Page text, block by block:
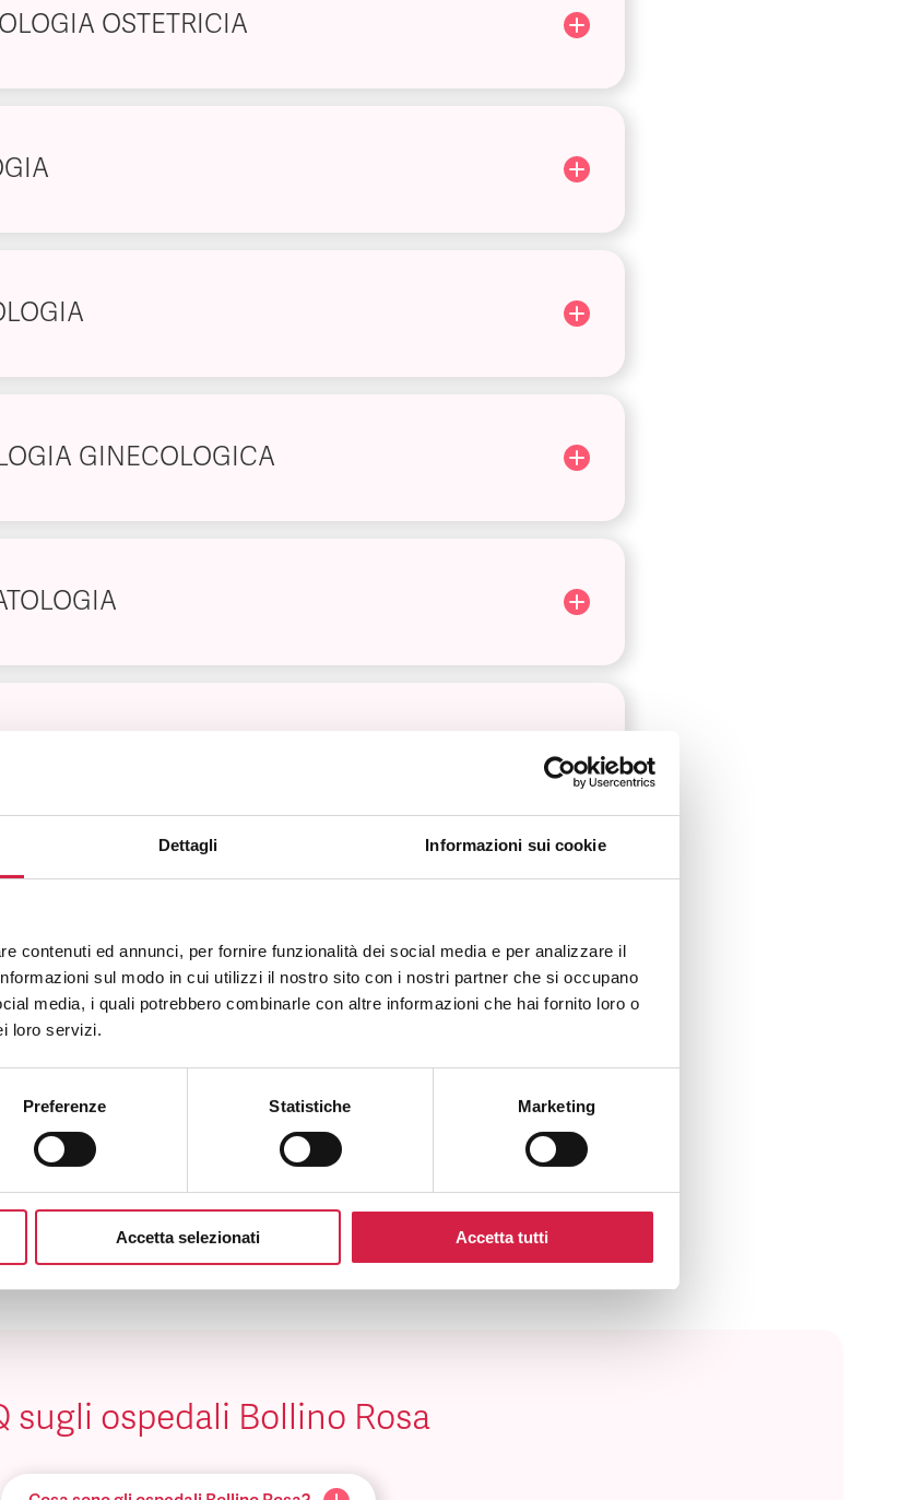
Dettagli Informazioni sui cookie
contenuti ed annunci, per fornire funzionalità dei social media e per analizzare il
sul modo in cui utilizzi il nostro sito con i nostri partner che si occupano
media, i quali potrebbero combinarle con altre informazioni che hai fornito loro o
loro servizi.
Preferenze Statistiche Marketing
Accetta selezionati Accetta tutti
OSTETRICIA
GINECOLOGICA
SULLA DONNA
sugli ospedali Bollino Rosa